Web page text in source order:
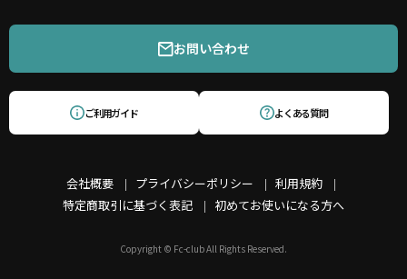
会社概要 プライバシーポリシー
利用規約
特定商取引に基づく表記
初めてお使いになる方へ
お問い合わせ
ご利用ガイド よくある質問
Copyright © Fc-club All Rights Reserved.